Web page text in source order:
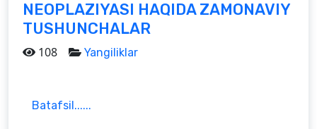
NEOPLAZIYASI HAQIDA ZAMONAVIY
TUSHUNCHALAR
108 Yangiliklar
Batafsil......